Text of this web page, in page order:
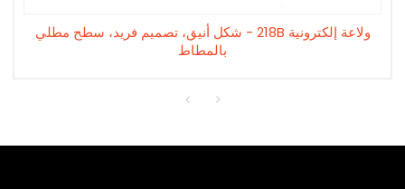
ولاعة إلكترونية 218B - شكل أنيق، تصميم فريد، سطح مطلي
بالمطاط